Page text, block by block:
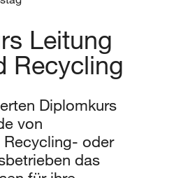
Leitung
Recycling
Diplomkurs
von
oder
das